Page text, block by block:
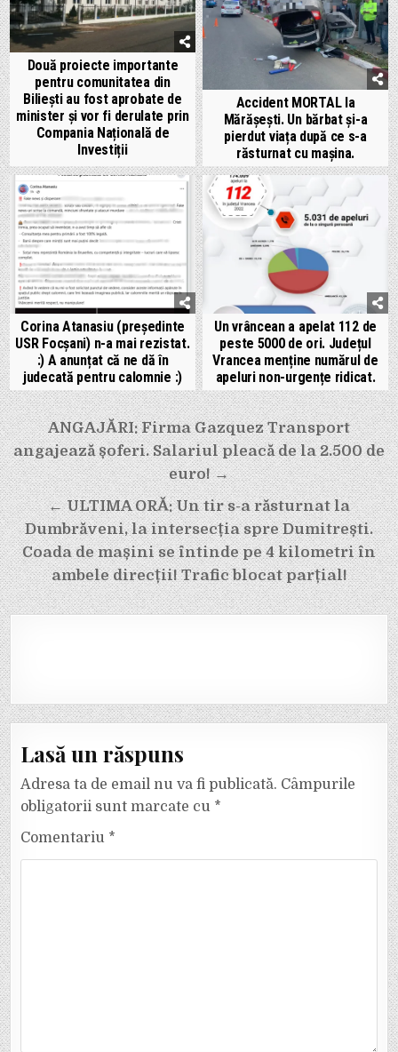
Două proiecte importante
pentru comunitatea din
Biliești au fost aprobate de
minister și vor fi derulate prin
Compania Națională de
Investiții
Accident MORTAL la
Mărășești. Un bărbat și-a
pierdut viața după ce s-a
răsturnat cu mașina.
Corina Atanasiu (președinte
USR Focșani) n-a mai rezistat.
:) A anunțat că ne dă în
judecată pentru calomnie :)
Un vrâncean a apelat 112 de
peste 5000 de ori. Județul
Vrancea menține numărul de
apeluri non-urgențe ridicat.
Navigare
în
articole
ANGAJĂRI: Firma Gazquez Transport
angajează șoferi. Salariul pleacă de la 2.500 de
euro! →
← ULTIMA ORĂ: Un tir s-a răsturnat la
Dumbrăveni, la intersecția spre Dumitrești.
Coada de mașini se întinde pe 4 kilometri în
ambele direcții! Trafic blocat parțial!
Lasă un răspuns
Adresa ta de email nu va fi publicată. Câmpurile
obligatorii sunt marcate cu *
Comentariu *